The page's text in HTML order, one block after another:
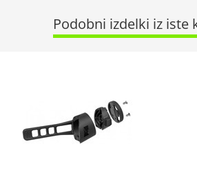
Podobni izdelki iz iste